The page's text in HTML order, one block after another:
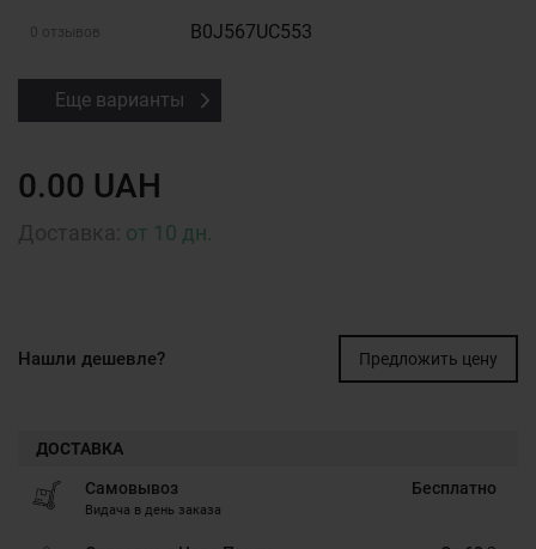
0 отзывов B0J567UC553
Еще варианты
0.00 UAH
от 10 дн.
Нашли дешевле? Предложить цену
ДОСТАВКА
Самовывоз
Видача в день заказа
Бесплатно